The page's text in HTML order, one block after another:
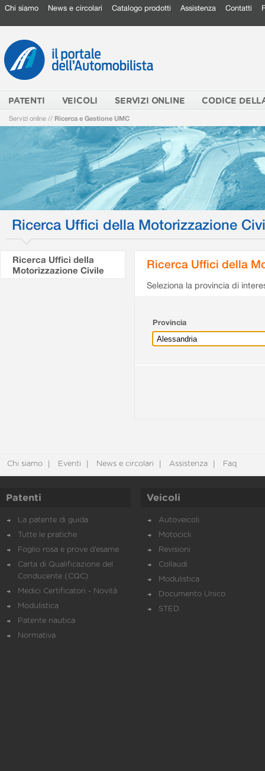
Chi siamo News e circolari Catalogo prodotti Assistenza Contatti
PATENTI VEICOLI SERVIZI ONLINE CODICE
Servizi online // Ricerca e Gestione UMC
Ricerca Uffici della Motorizzazione
Ricerca Uffici della
Motorizzazione Civile
Ricerca Uffici della
Seleziona la provincia di
Provincia
Chi siamo Eventi News e circolari Assistenza Faq
Patenti
La patente di guida
Tutte le pratiche
Foglio rosa e prove d’esame
Carta di Qualificazione del
Conducente (CQC)
Medici Certificatori - Novità
Modulistica
Patente nautica
Normativa
Veicoli
Autoveicoli
Motocicli
Revisioni
Collaudi
Modulistica
Documento Unico
STED